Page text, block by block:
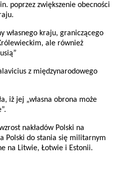
poprzez zwiększenie obecności
własnego kraju, graniczącego
ale również
z międzynarodowego
iż jej „własna obrona może
nakładów Polski na
Polski do stania się militarnym
na Litwie, Łotwie i Estonii.